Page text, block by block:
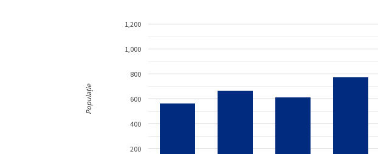
200
400
600
800
1,000
1,200
Populație